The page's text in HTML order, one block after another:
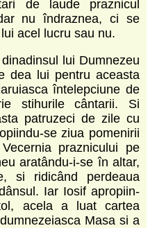
de laude praznicul
nu îndraznea, ci se
acel lucru sau nu.
lui Dumnezeu
dea lui pentru aceasta
întelepciune de
stihurile cântarii. Si
patruzeci de zile cu
se ziua pomenirii
praznicului pe
aratându-i-se în altar,
si ridicând perdeaua
Iar Iosif apropiin­
acela a luat cartea
Masa si a